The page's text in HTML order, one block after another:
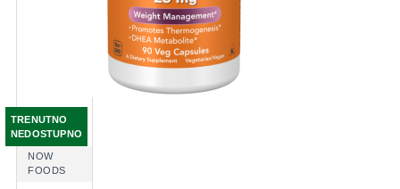
TRENUTNO
NEDOSTUPNO
NOW
FOODS